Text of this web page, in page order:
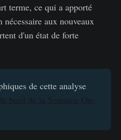
terme, ce qui a apporté
aux nouveaux
d'un état de forte
de cette analyse
bord de la Semaine On-